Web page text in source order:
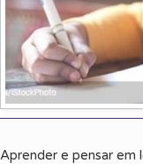
Aprender e pensar em